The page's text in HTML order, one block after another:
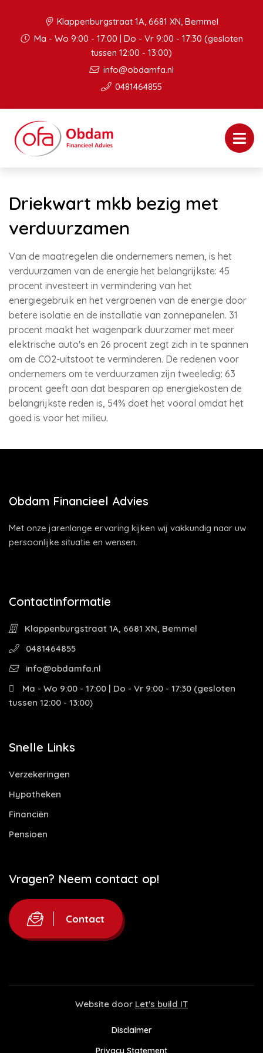
Klappenburgstraat 1A, 6681 XN, Bemmel
Ma - Wo 9:00 - 17:00 | Do - Vr 9:00 - 17:30 (gesloten
tussen 12:00 - 13:00)
info@obdamfa.nl
0481464855
Driekwart mkb bezig met
verduurzamen
Van de maatregelen die ondernemers nemen, is het
verduurzamen van de energie het belangrijkste: 45
procent investeert in vermindering van het
energiegebruik en het vergroenen van de energie door
betere isolatie en de installatie van zonnepanelen. 31
procent maakt het wagenpark duurzamer met meer
elektrische auto's en 26 procent zegt zich in te spannen
om de CO2-uitstoot te verminderen. De redenen voor
ondernemers om te verduurzamen zijn tweeledig: 63
procent geeft aan dat besparen op energiekosten de
belangrijkste reden is, 54% doet het vooral omdat het
goed is voor het milieu.
Obdam Financieel Advies
Met onze jarenlange ervaring kijken wij vakkundig naar uw
persoonlijke situatie en wensen.
Contactinformatie
Klappenburgstraat 1A, 6681 XN, Bemmel
0481464855
info@obdamfa.nl
Ma - Wo 9:00 - 17:00 | Do - Vr 9:00 - 17:30 (gesloten
tussen 12:00 - 13:00)
Snelle Links
Verzekeringen
Hypotheken
Financiën
Pensioen
Vragen? Neem contact op!
Contact
Website door Let's build IT
Disclaimer
Privacy Statement